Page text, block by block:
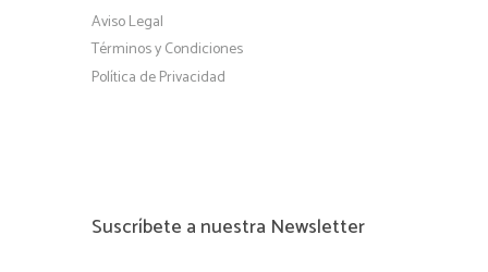
Aviso Legal
Términos y Condiciones
Política de Privacidad
Suscríbete a nuestra Newsletter